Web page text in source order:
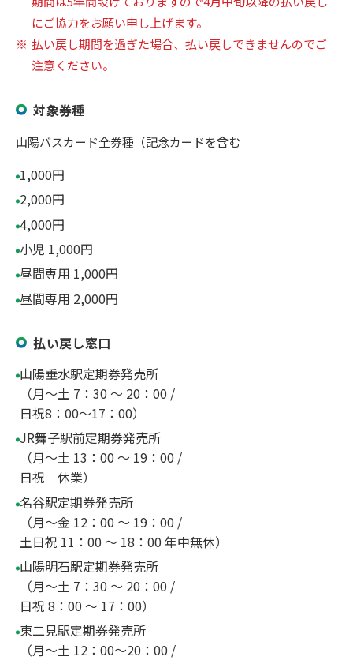
にご協力をお願い申し上げます。
払い戻し期間を過ぎた場合、払い戻しできませんのでご
注意ください。
対象券種
山陽バスカード全券種（記念カードを含む
1,000円
2,000円
4,000円
小児 1,000円
昼間専用 1,000円
昼間専用 2,000円
払い戻し窓口
山陽垂水駅定期券発売所
（月～土 7：30 ～ 20：00 /
日祝8：00～17：00）
JR舞子駅前定期券発売所
（月～土 13：00 ～ 19：00 /
日祝 休業）
名谷駅定期券発売所
（月～金 12：00 ～ 19：00 /
土日祝 11：00 ～ 18：00 年中無休）
山陽明石駅定期券発売所
（月～土 7：30 ～ 20：00 /
日祝 8：00 ～ 17：00）
東二見駅定期券発売所
（月～土 12：00～20：00 /